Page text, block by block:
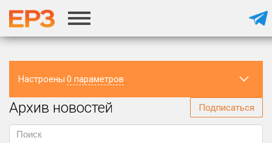
Настроены 0 параметров
Регион
Архив новостей Подписаться